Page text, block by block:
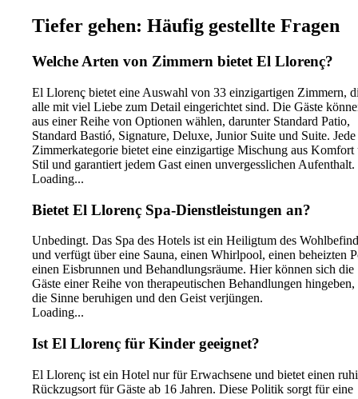
Tiefer gehen: Häufig gestellte Fragen
Welche Arten von Zimmern bietet El Llorenç?
El Llorenç bietet eine Auswahl von 33 einzigartigen Zimmern,
alle mit viel Liebe zum Detail eingerichtet sind. Die Gäste
aus einer Reihe von Optionen wählen, darunter Standard Patio,
Standard Bastió, Signature, Deluxe, Junior Suite und Suite. Jede
Zimmerkategorie bietet eine einzigartige Mischung aus Komfort
Stil und garantiert jedem Gast einen unvergesslichen Aufenthalt.
Loading...
Bietet El Llorenç Spa-Dienstleistungen an?
Unbedingt. Das Spa des Hotels ist ein Heiligtum des
und verfügt über eine Sauna, einen Whirlpool, einen beheizten
einen Eisbrunnen und Behandlungsräume. Hier können sich die
Gäste einer Reihe von therapeutischen Behandlungen hingeben,
die Sinne beruhigen und den Geist verjüngen.
Loading...
Ist El Llorenç für Kinder geeignet?
El Llorenç ist ein Hotel nur für Erwachsene und bietet einen
Rückzugsort für Gäste ab 16 Jahren. Diese Politik sorgt für eine